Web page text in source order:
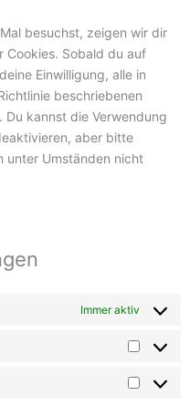
besuchst, zeigen wir dir
Cookies. Sobald du auf
Einwilligung, alle in
beschriebenen
Du kannst die Verwendung
aber bitte
unter Umständen nicht
Immer aktiv